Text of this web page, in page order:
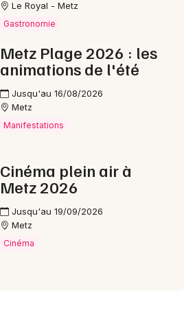
Le Royal - Metz
Gastronomie
Metz Plage 2026 : les
animations de l'été
Jusqu'au 16/08/2026
Metz
Manifestations
Cinéma plein air à
Metz 2026
Jusqu'au 19/09/2026
Metz
Cinéma